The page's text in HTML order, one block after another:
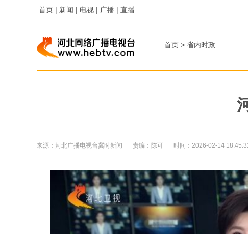
首页 | 新闻 | 电视 | 广播 | 直播
首页 > 省内时政
来源： 河北广播电视台冀时新闻 责编： 陈可 时间： 2026-02-14